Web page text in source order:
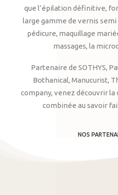
que l’épilation définitive,
large gamme de vernis
pédicure, maquillage
massages, la
Partenaire de SOTHYS,
Bothanical, Manucurist,
company, venez découvrir la
combinée au savoir
NOS